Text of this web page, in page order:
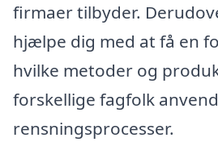
firmaer tilbyder.
hjælpe dig med at få en
hvilke metoder og
forskellige fagfolk
rensningsprocesser.